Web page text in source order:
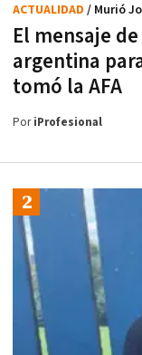
El mensaje
argentina
tomó la AFA
ACTUALIDAD / Murió
PoriProfesional